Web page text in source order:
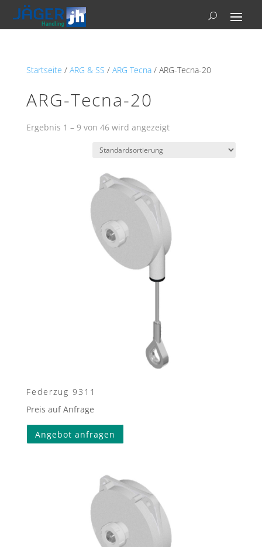
Startseite / ARG & SS / ARG Tecna/ ARG-Tecna-20
ARG-Tecna-20
Ergebnis 1 – 9 von 46 wird angezeigt
Federzug 9311
Preis auf Anfrage
Angebot anfragen